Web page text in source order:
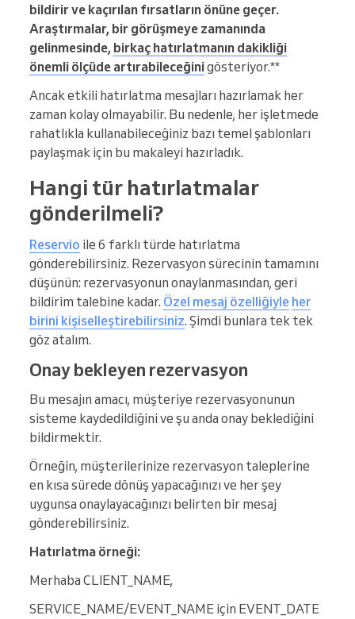
bildirir ve kaçırılan fırsatların önüne geçer.
Araştırmalar, bir görüşmeye zamanında
gelinmesinde, birkaç hatırlatmanın dakikliği
önemli ölçüde artırabileceğinigösteriyor.**
Ancak etkili hatırlatma mesajları hazırlamak her
zaman kolay olmayabilir. Bu nedenle, her işletmede
rahatlıkla kullanabileceğiniz bazı temel şablonları
paylaşmak için bu makaleyi hazırladık.
Hangi tür hatırlatmalar
gönderilmeli?
Reservio ile 6 farklı türde hatırlatma
gönderebilirsiniz. Rezervasyon sürecinin tamamını
düşünün: rezervasyonun onaylanmasından, geri
bildirim talebine kadar. Özel mesaj özelliğiyle her
birini kişiselleştirebilirsiniz. Şimdi bunlara tek tek
göz atalım.
Onay bekleyen rezervasyon
Bu mesajın amacı, müşteriye rezervasyonunun
sisteme kaydedildiğini ve şu anda onay beklediğini
bildirmektir.
Örneğin, müşterilerinize rezervasyon taleplerine
en kısa sürede dönüş yapacağınızı ve her şey
uygunsa onaylayacağınızı belirten bir mesaj
gönderebilirsiniz.
Hatırlatma örneği:
Merhaba CLIENT_NAME,
SERVICE_NAME/EVENT_NAME için EVENT_DATE